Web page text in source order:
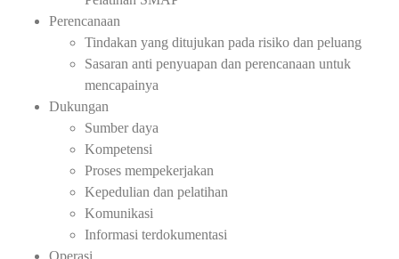
Perencanaan
Tindakan yang ditujukan pada risiko dan peluang
Sasaran anti penyuapan dan perencanaan untuk
mencapainya
Dukungan
Sumber daya
Kompetensi
Proses mempekerjakan
Kepedulian dan pelatihan
Komunikasi
Informasi terdokumentasi
Operasi